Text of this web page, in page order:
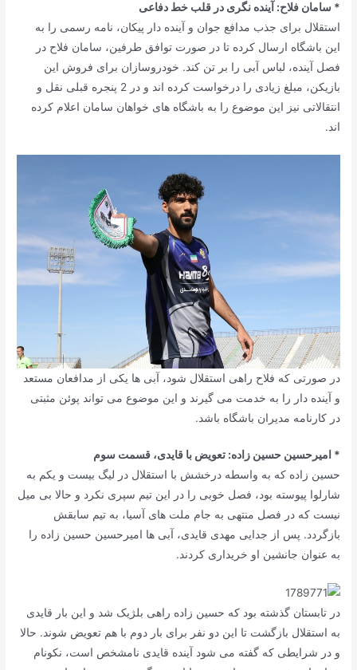
* سامان فلاح: آینده نگری در قلب خط دفاعی
استقلال برای جذب مدافع جوان و آینده دار پیکان، نامه رسمی را به
این باشگاه ارسال کرده تا در صورت توافق طرفین، سامان فلاح در
فصل آینده، لباس آبی را بر تن کند. خودروسازان برای فروش این
بازیکن، مبلغ زیادی را درخواست کرده اند و در 2 پنجره قبلی نقل و
انتقالاتی نیز این موضوع را به باشگاه های خواهان سامان اعلام کرده
اند.
در صورتی که فلاح راهی استقلال شود، آبی ها یکی از مدافعان مستعد
و آینده دار را به خدمت می گیرند و این موضوع می تواند پوئن مثبتی
در کارنامه مدیران باشگاه باشد.
* امیرحسین حسین زاده: تعویض با قایدی، قسمت سوم
حسین زاده که به واسطه درخشش با استقلال در لیگ بیست و یکم به
شارلوا پیوسته بود، فصل خوبی را در این تیم سپری نکرد و حالا بی میل
نیست که در فصل منتهی به جام ملت های آسیا، به تیم سابقش
بازگردد. پس از جدایی مهدی قایدی، آبی ها امیرحسین حسین زاده را
به عنوان جانشین او خریداری کردند.
در تابستان گذشته بود که حسین زاده راهی بلژیک شد و این بار قایدی
به استقلال بازگشت تا این دو نفر برای بار دوم با هم تعویض شوند. حالا
و در شرایطی که گفته می شود آینده قایدی نامشخص است، نکونام